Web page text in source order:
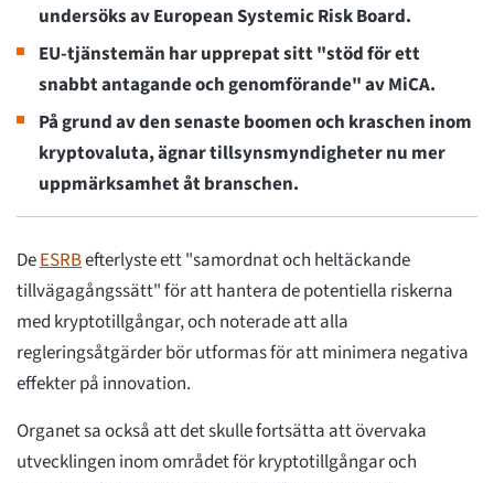
undersöks av European Systemic Risk Board.
EU-tjänstemän har upprepat sitt "stöd för ett
snabbt antagande och genomförande" av MiCA.
På grund av den senaste boomen och kraschen inom
kryptovaluta, ägnar tillsynsmyndigheter nu mer
uppmärksamhet åt branschen.
DeESRBefterlyste ett "samordnat och heltäckande
tillvägagångssätt" för att hantera de potentiella riskerna
med kryptotillgångar, och noterade att alla
regleringsåtgärder bör utformas för att minimera negativa
effekter på innovation.
Organet sa också att det skulle fortsätta att övervaka
utvecklingen inom området för kryptotillgångar och